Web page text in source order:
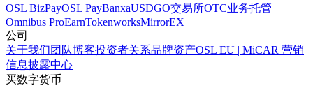
OSL BizPayOSL PayBanxaUSDGO交易所OTC业务托管
Omnibus ProEarnTokenworksMirrorEX
公司
关于我们团队博客投资者关系品牌资产OSL EU | MiCAR 营销
信息披露中心
买数字货币